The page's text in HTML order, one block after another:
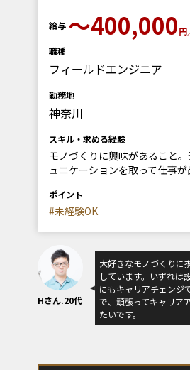
給与 〜400,000円
職種
フィールドエンジニア
勤務地
神奈川
スキル・求める経験
モノづくりに興味があること
ュニケーションを取って仕事が
ポイント
#未経験OK
Hさん.20代
大好きなモノづくりに
しています。いずれは
にもキャリアチェンジ
で、頑張ってキャリア
たいです。